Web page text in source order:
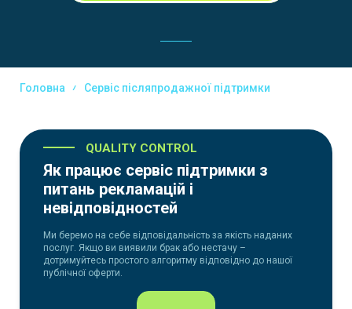
Головна Сервіс післяпродажної підтримки
QUALITY CONTROL
Як працює сервіс підтримки з
питань рекламацій і
невідповідностей
Ми беремо на себе відповідальність за якість наданих
послуг. Якщо ви виявили брак або нестачу –
дотримуйтесь простого алгоритму відповідно до нашої
публічної оферти.